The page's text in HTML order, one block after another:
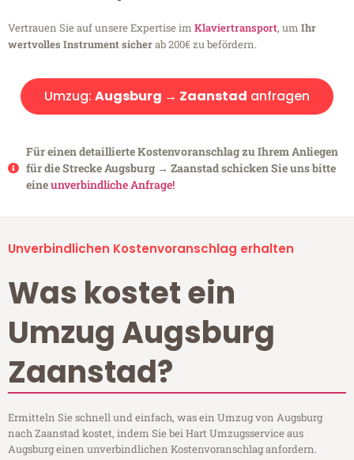
Vertrauen Sie auf unsere Expertise im Klaviertransport, um Ihr
wertvolles Instrument sicherab 200€ zu befördern.
Umzug: Augsburg → Zaanstad anfragen
Für einen detaillierte Kostenvoranschlag zu Ihrem Anliegen
für die Strecke Augsburg → Zaanstad schicken Sie uns bitte
eineunverbindliche Anfrage!
Unverbindlichen Kostenvoranschlag erhalten
Was kostet ein
Umzug Augsburg
Zaanstad?
Ermitteln Sie schnell und einfach, was ein Umzug von Augsburg
nach Zaanstad kostet, indem Sie bei Hart Umzugsservice aus
Augsburg einen unverbindlichen Kostenvoranschlag anfordern.